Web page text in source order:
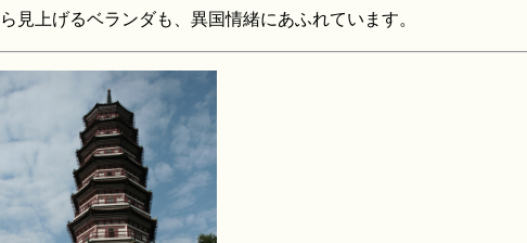
ら見上げるベランダも、異国情緒にあふれています。